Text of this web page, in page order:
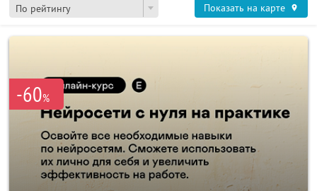
По рейтингу Показать на карте
-60%